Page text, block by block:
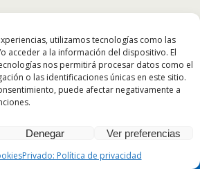
utilizamos tecnologías como las
acceder a la información del dispositivo. El
nos permitirá procesar datos como el
o las identificaciones únicas en este sitio.
puede afectar negativamente a
Denegar
Ver preferencias
Privado: Política de privacidad